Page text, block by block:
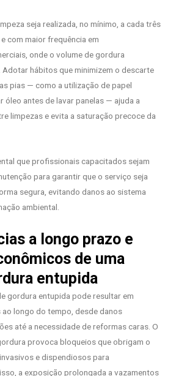
seja realizada, no mínimo, a cada três
com maior frequência em
onde o volume de gordura
hábitos que minimizem o descarte
pias — como a utilização de papel
óleo antes de lavar panelas — ajuda a
limpezas e evita a saturação precoce da
que profissionais capacitados sejam
para garantir que o serviço seja
segura, evitando danos ao sistema
ambiental.
a longo prazo e
de uma
entupida
gordura entupida pode resultar em
longo do tempo, desde danos
até a necessidade de reformas caras. O
provoca bloqueios que obrigam o
e dispendiosos para
a exposição prolongada a vazamentos